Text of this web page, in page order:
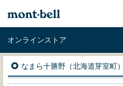
オンラインストア
なまら十勝野（北海道芽室町）